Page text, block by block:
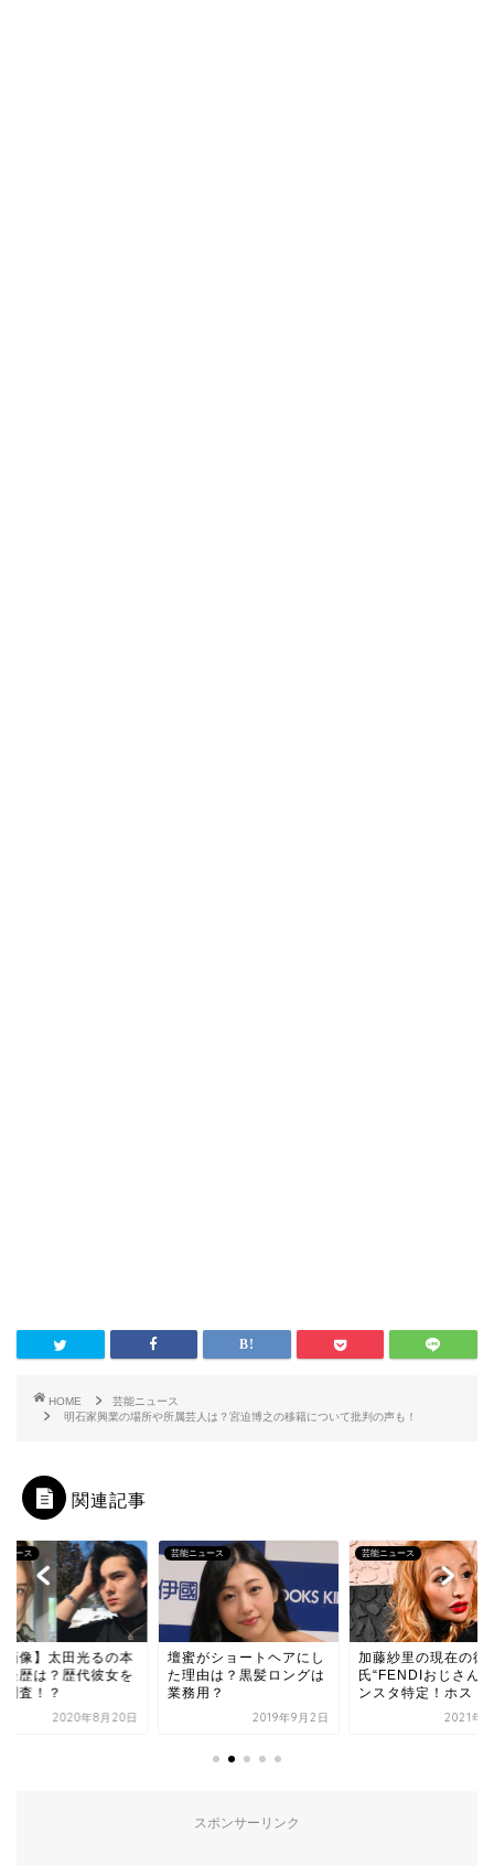
HOME
芸能ニュース
明石家興業の場所や所属芸人は？宮迫博之の移籍について批判の声も！
関連記事
ュース
がショートヘアにし
由は？黒髪ロングは
用？
2019年9月2日
芸能ニュース
加藤紗里の現在の彼
氏“FENDIおじさん”のイ
ンスタ特定！ホスト時...
2021年1月9日
芸能ニュース
神田沙也加はB専？
那の村田充と新彼氏
山大河の顔画像まと
2019年12
スポンサーリンク